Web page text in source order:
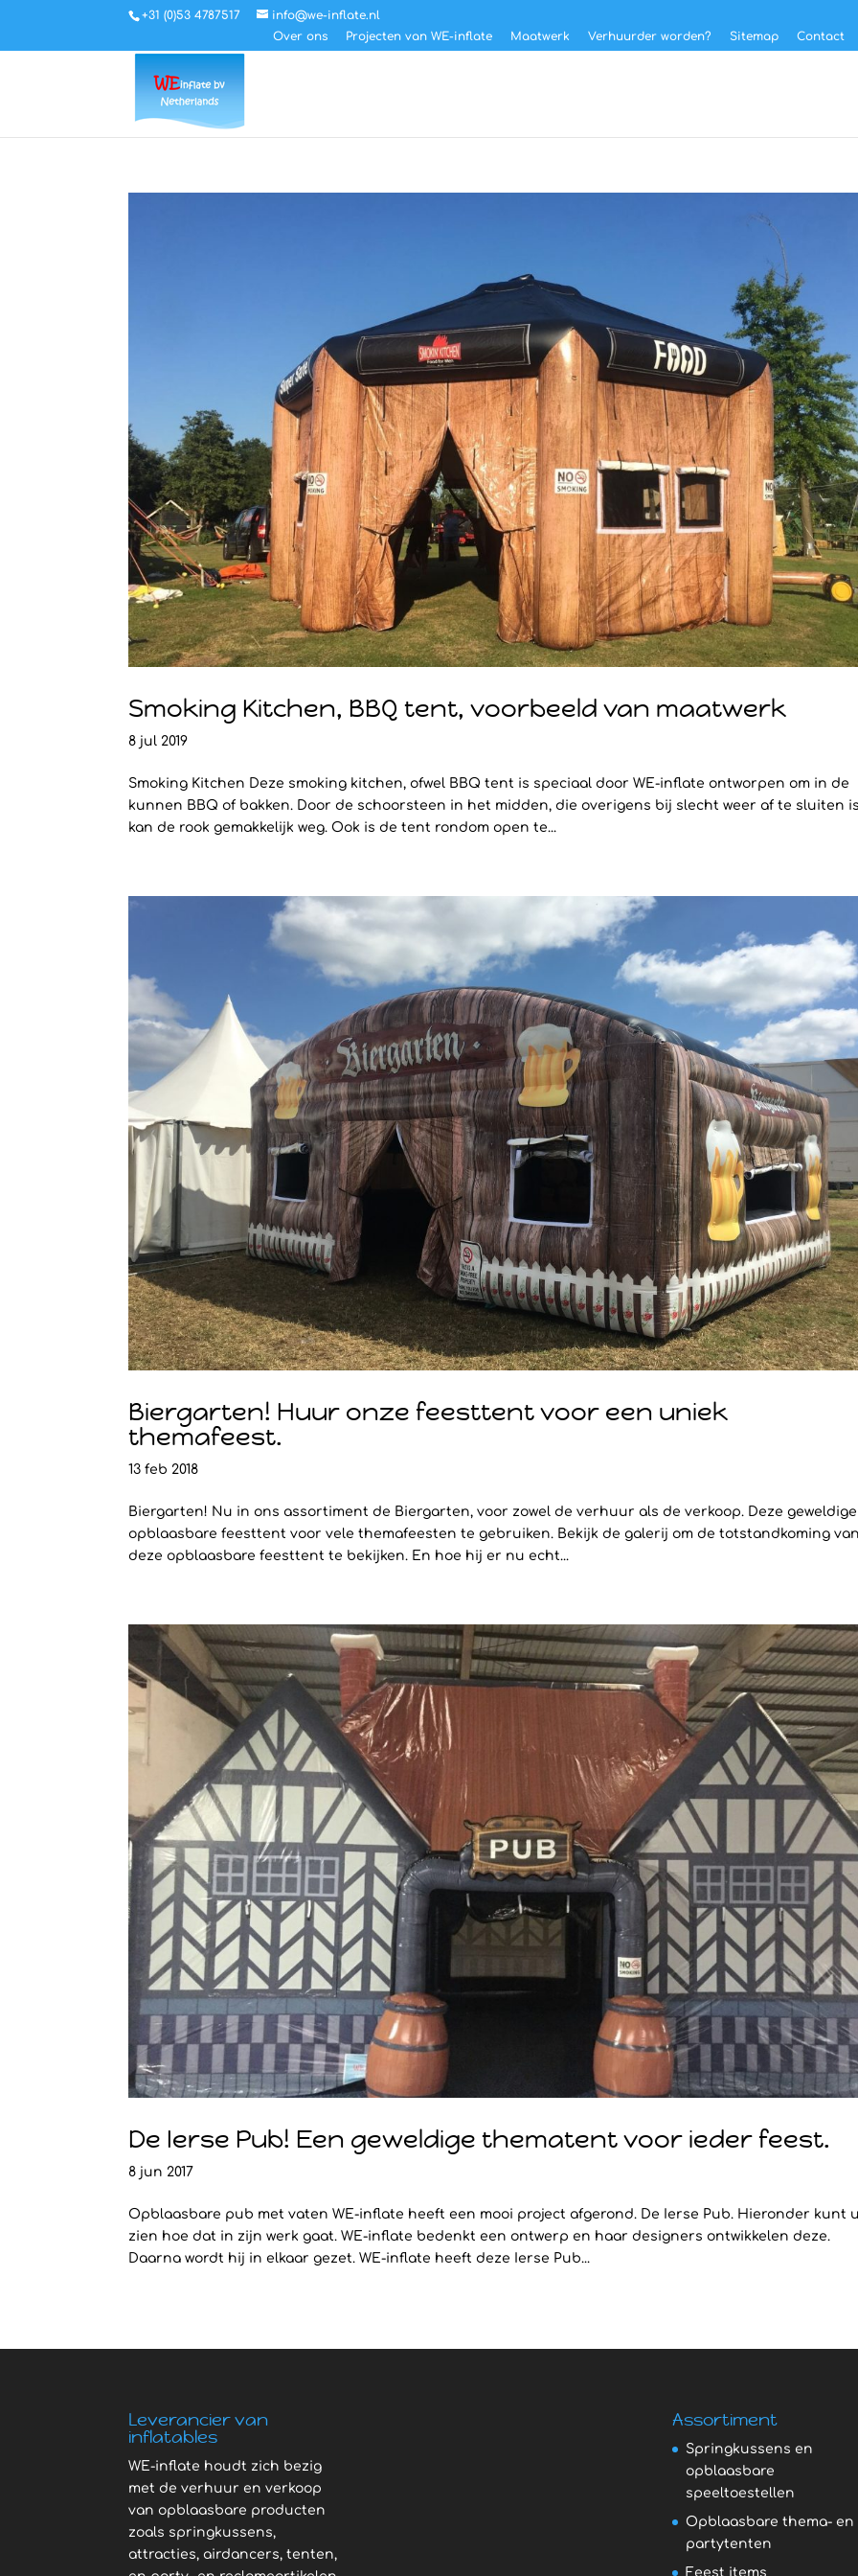
+31 (0)53 4787517
info@we-inflate.nl
Over ons
Projecten van WE-inflate Maatwerk Verhuurder worden? Sitemap Contact
Smoking Kitchen, BBQ tent, voorbeeld van maatwerk
8 jul 2019
Smoking Kitchen Deze smoking kitchen, ofwel BBQ tent is speciaal door WE-inflate ontworpen om in de
kunnen BBQ of bakken. Door de schoorsteen in het midden, die overigens bij slecht weer af te sluiten
kan de rook gemakkelijk weg. Ook is de tent rondom open te...
Biergarten! Huur onze feesttent voor een uniek
themafeest.
13 feb 2018
Biergarten! Nu in ons assortiment de Biergarten, voor zowel de verhuur als de verkoop. Deze geweldige
opblaasbare feesttent voor vele themafeesten te gebruiken. Bekijk de galerij om de totstandkoming
deze opblaasbare feesttent te bekijken. En hoe hij er nu echt...
De Ierse Pub! Een geweldige thematent voor ieder feest.
8 jun 2017
Opblaasbare pub met vaten WE-inflate heeft een mooi project afgerond. De Ierse Pub. Hieronder kunt
zien hoe dat in zijn werk gaat. WE-inflate bedenkt een ontwerp en haar designers ontwikkelen deze.
Daarna wordt hij in elkaar gezet. WE-inflate heeft deze Ierse Pub...
Leverancier van
inflatables
WE-inflate houdt zich bezig
met de verhuur en verkoop
van opblaasbare producten
zoals springkussens,
attracties, airdancers, tenten,
Assortiment
Springkussens en
opblaasbare
speeltoestellen
Opblaasbare thema- en
partytenten
Feest items